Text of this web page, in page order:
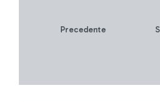
Precedente